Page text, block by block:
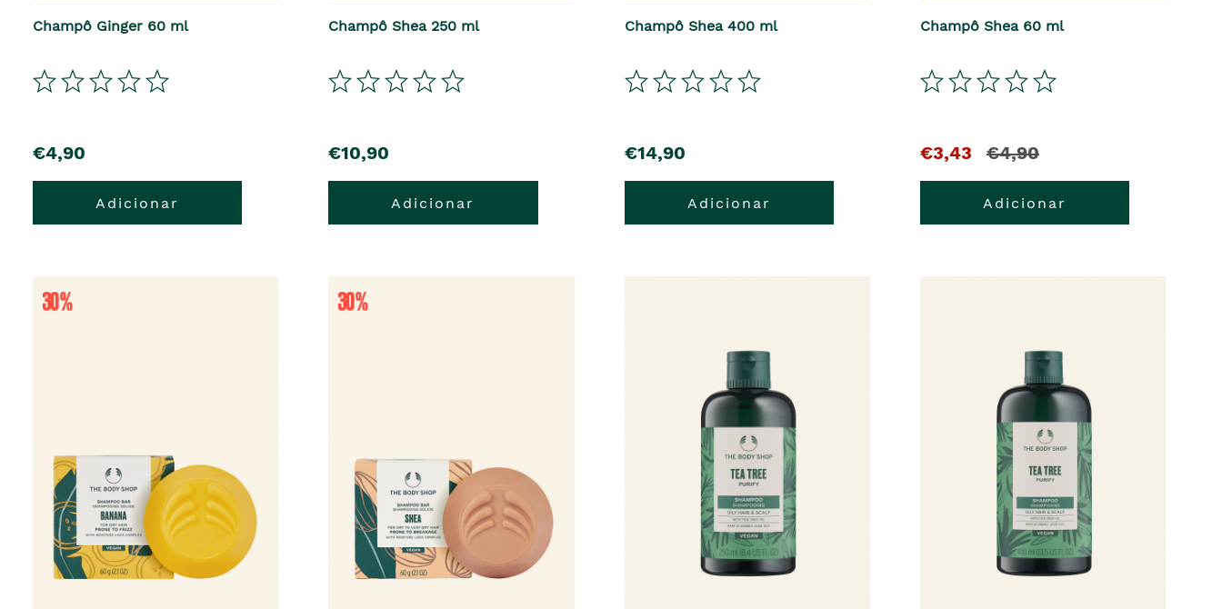
Champô Ginger 60 ml
€4,90
Adicionar
Champô Shea 250 ml
€10,90
Adicionar
Champô Shea 400 ml
€14,90
Adicionar
Champô Shea 60 ml
€3,43 €4,90
Adicionar